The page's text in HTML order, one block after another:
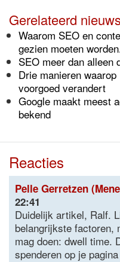
Gerelateerd nieuws
Waarom SEO en
gezien moeten
SEO meer dan alleen
Drie manieren
voorgoed verandert
Google maakt meest
bekend
Reacties
Pelle Gerretzen
22:41
Duidelijk artikel, Ralf.
belangrijkste factoren,
mag doen: dwell time.
spenderen op je